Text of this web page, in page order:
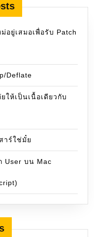
อยู่เสมอเพื่อรับ Patch
Deflate
ให้เป็นเนื้อเดียวกับ
าร์ใช่มั๋ย
User บน Mac